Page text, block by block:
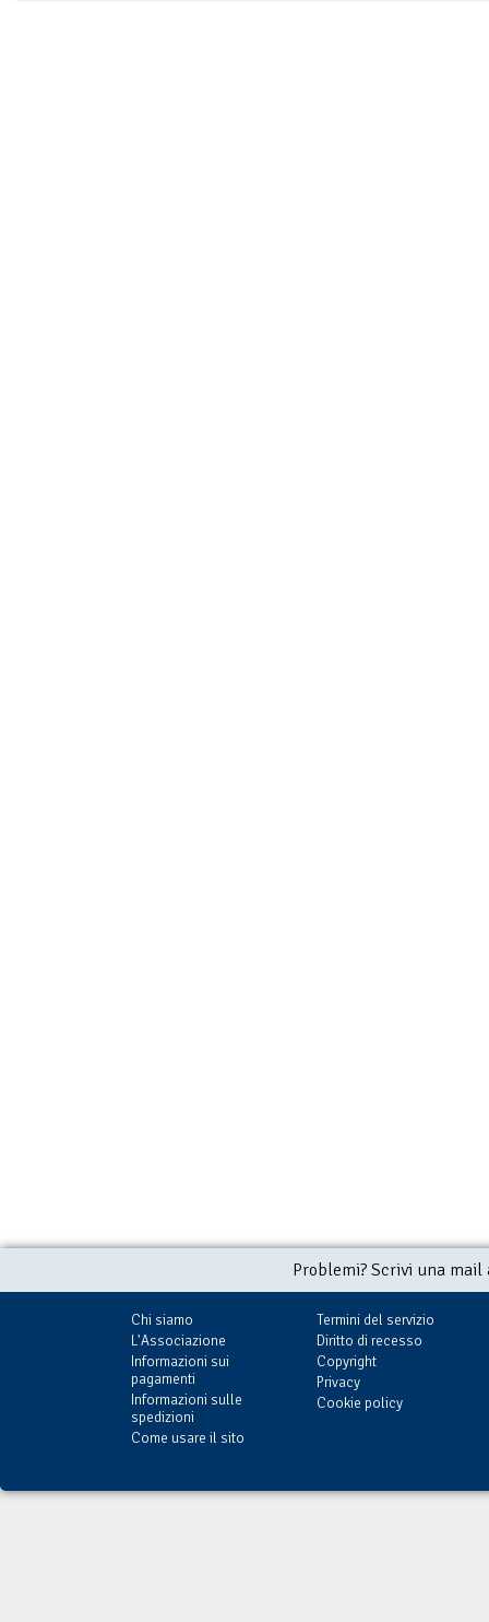
Problemi? Scrivi una
Chi siamo
L'Associazione
Informazioni sui
pagamenti
Informazioni sulle
spedizioni
Come usare il sito
Termini del servizio
Diritto di recesso
Copyright
Privacy
Cookie policy